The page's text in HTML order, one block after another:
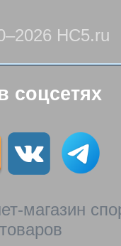
HC5.ru
соцсетях
магазин
товаров